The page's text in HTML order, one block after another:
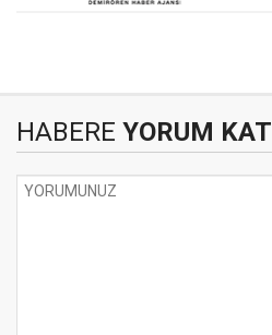
HABERE YORUM KAT